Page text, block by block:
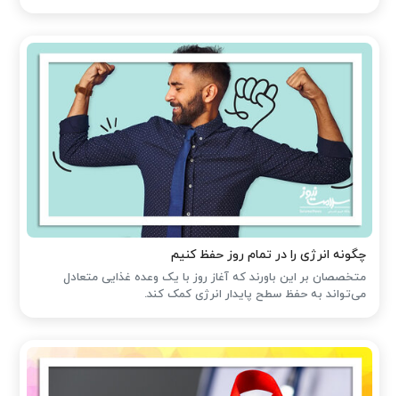
چگونه انرژی را در تمام روز حفظ کنیم
متخصصان بر این باورند که آغاز روز با یک وعده غذایی متعادل
می‌تواند به حفظ سطح پایدار انرژی کمک کند.